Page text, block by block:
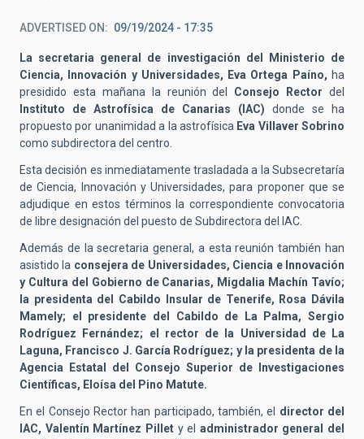
ADVERTISED ON 09/19/2024 - 17:35
La secretaria general de investigación del Ministerio de
Ciencia, Innovación y Universidades, Eva Ortega Paíno, ha
presidido esta mañana la reunión del Consejo Rector del
Instituto de Astrofísica de Canarias (IAC) donde se ha
propuesto por unanimidad a la astrofísica Eva Villaver Sobrino
como subdirectora del centro.
Esta decisión es inmediatamente trasladada a la Subsecretaría
de Ciencia, Innovación y Universidades, para proponer que se
adjudique en estos términos la correspondiente convocatoria
de libre designación del puesto de Subdirectora del IAC.
Además de la secretaria general, a esta reunión también han
asistido la consejera de Universidades, Ciencia e Innovación
y Cultura del Gobierno de Canarias, Migdalia Machín Tavío;
la presidenta del Cabildo Insular de Tenerife, Rosa Dávila
Mamely; el presidente del Cabildo de La Palma, Sergio
Rodríguez Fernández; el rector de la Universidad de La
Laguna, Francisco J. García Rodríguez; y la presidenta de la
Agencia Estatal del Consejo Superior de Investigaciones
Científicas, Eloísa del Pino Matute.
En el Consejo Rector han participado, también, el director del
IAC, Valentín Martínez Pillety el administrador general del